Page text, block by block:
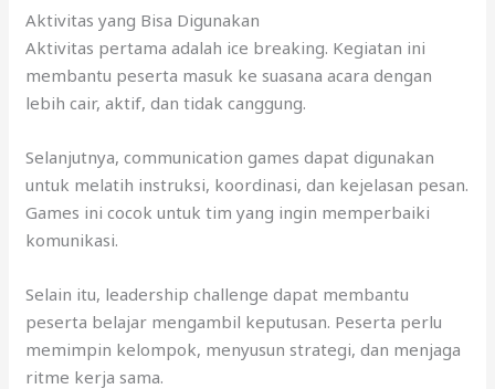
Aktivitas yang Bisa Digunakan
Aktivitas pertama adalah ice breaking. Kegiatan ini
membantu peserta masuk ke suasana acara dengan
lebih cair, aktif, dan tidak canggung.
Selanjutnya, communication games dapat digunakan
untuk melatih instruksi, koordinasi, dan kejelasan pesan.
Games ini cocok untuk tim yang ingin memperbaiki
komunikasi.
Selain itu, leadership challenge dapat membantu
peserta belajar mengambil keputusan. Peserta perlu
memimpin kelompok, menyusun strategi, dan menjaga
ritme kerja sama.